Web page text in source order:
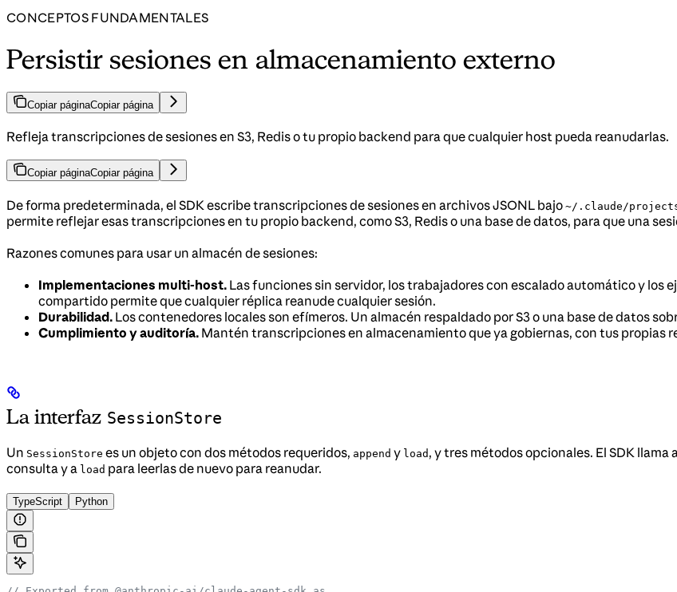
CONCEPTOS FUNDAMENTALES
Persistir sesiones en almacenamiento externo
Copiar páginaCopiar página
Refleja transcripciones de sesiones en S3, Redis o tu propio backend para que cualquier host pueda reanudarlas.
Copiar páginaCopiar página
De forma predeterminada, el SDK escribe transcripciones de sesiones en archivos JSONL bajo ~/.claude/
permite reflejar esas transcripciones en tu propio backend, como S3, Redis o una base de datos, para que una
Razones comunes para usar un almacén de sesiones:
Implementaciones multi-host. Las funciones sin servidor, los trabajadores con escalado automático y los
compartido permite que cualquier réplica reanude cualquier sesión.
Durabilidad. Los contenedores locales son efímeros. Un almacén respaldado por S3 o una base de datos
Cumplimiento y auditoría. Mantén transcripciones en almacenamiento que ya gobiernas, con tus propias
La interfaz SessionStore
Un SessionStore es un objeto con dos métodos requeridos, append y load , y tres métodos opcionales. El SDK llama a
consulta y a load para leerlas de nuevo para reanudar.
TypeScript Python